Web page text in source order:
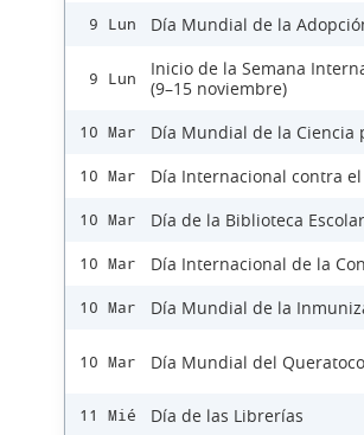
9 Lun Día Mundial de la
9 Lun
Inicio de la Semana
(9–15 noviembre)
10 Mar Día Mundial de la Ciencia
10 Mar Día Internacional contra
10 Mar Día de la Biblioteca Escolar
10 Mar Día Internacional de la
10 Mar Día Mundial de la
10 Mar Día Mundial del
11 Mié Día de las Librerías